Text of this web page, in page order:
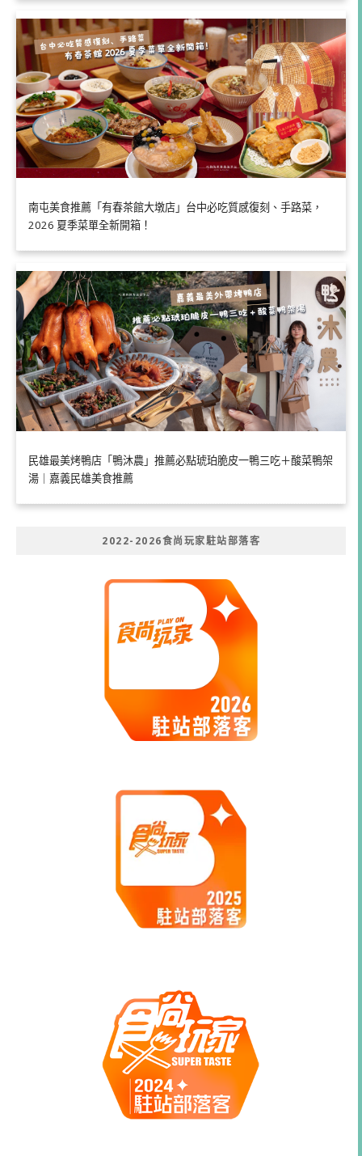
南屯美食推薦「有春茶館大墩店」台中必吃質感復刻、手路菜，
2026 夏季菜單全新開箱！
民雄最美烤鴨店「鴨沐農」推薦必點琥珀脆皮一鴨三吃＋酸菜鴨架
湯｜嘉義民雄美食推薦
2022-2026食尚玩家駐站部落客